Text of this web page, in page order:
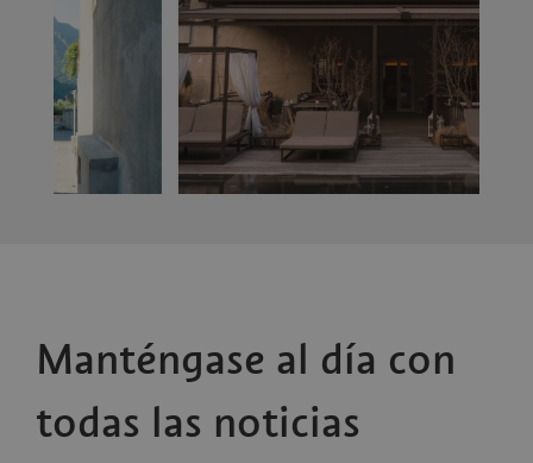
Manténgase al día con
todas las noticias